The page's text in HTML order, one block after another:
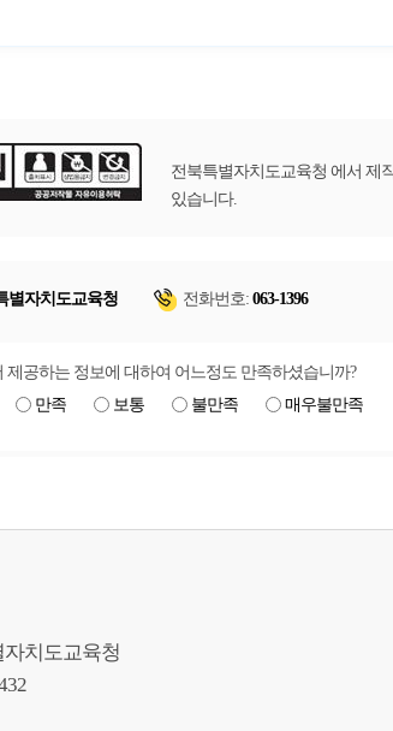
전북특별자치도교육청 에서 제
있습니다.
별자치도교육청 전화번호: 063-1396
제공하는 정보에 대하여 어느정도 만족하셨습니까?
만족
보통 불만족 매우불만족
자치도교육청